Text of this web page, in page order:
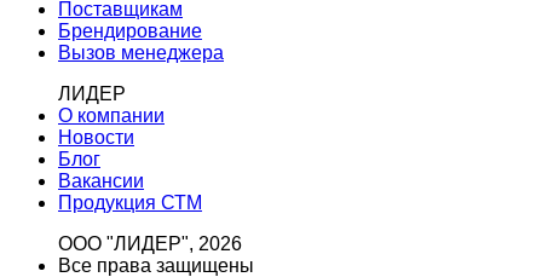
Поставщикам
Брендирование
Вызов менеджера
ЛИДЕР
О компании
Новости
Блог
Вакансии
Продукция СТМ
ООО "ЛИДЕР", 2026
Все права защищены